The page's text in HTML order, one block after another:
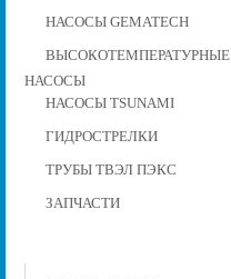
НАСОСЫ GEMATECH
ВЫСОКОТЕМПЕРАТУРНЫЕ
НАСОСЫ
НАСОСЫ TSUNAMI
ГИДРОСТРЕЛКИ
ТРУБЫ ТВЭЛ ПЭКС
ЗАПЧАСТИ